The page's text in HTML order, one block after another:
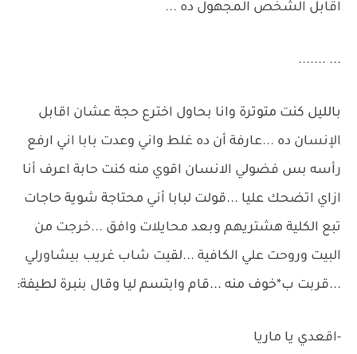
اقابل الشخص المجهول ده ...
... .......
بالليل كنت متوترة وانا بحاول اخترع حجة عشان اقابل
الإنسان ده ...عارفة أن ده غلط واني وعدت بابا اني ارفع
رأسه بس فضولي الانسان اقوي منه كنت حابة اعرف أنا
ازاي اتضحك عليا ...قولت لبابا أني محتاجة شوية حاجات
تبع الكلية هشتريهم وبعد محايلات وافق ...خرجت من
البيت وروحت علي الكافية ...لقيت شاب غريب بيشاورلي
...قربت ب*خوف منه ...قام وابتسم ليا وقال بنبرة لطيفة:
-اقعدي يا ماريا